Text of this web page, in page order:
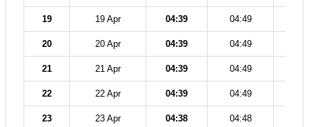
19 19 Apr 04:39 04:49
20 20 Apr 04:39 04:49
21 21 Apr 04:39 04:49
22 22 Apr 04:39 04:49
23 23 Apr 04:38 04:48